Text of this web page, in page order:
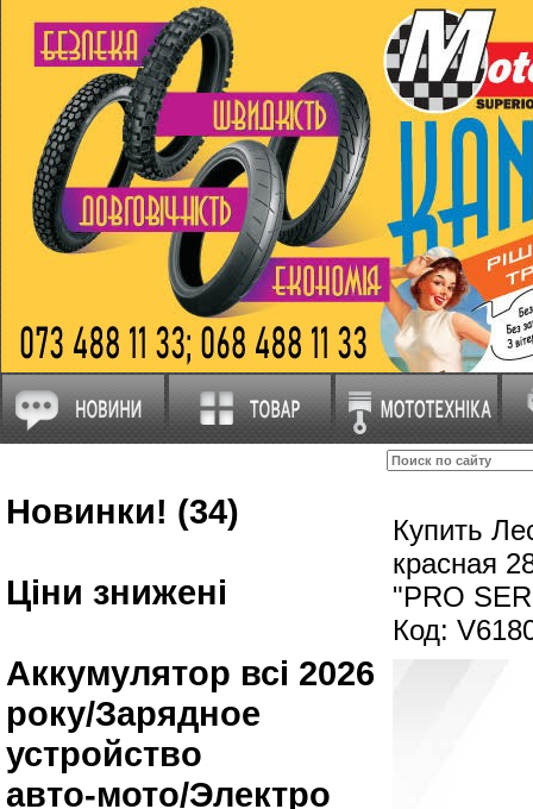
Новинки! (34)
Ціни знижені
Аккумулятор всі 2026
року/Зарядное
устройство
авто-мото/Электро
Купить
красная
"PRO
Код: